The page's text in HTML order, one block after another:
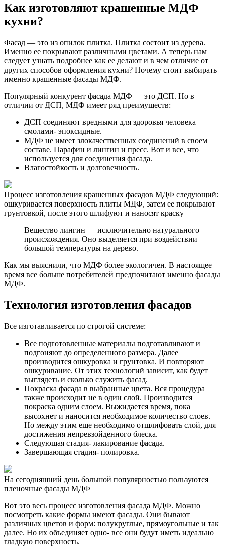
Как изготовляют крашенные МДФ
кухни?
Фасад — это из опилок плитка. Плитка состоит из дерева.
Именно ее покрывают различными цветами. А теперь нам
следует узнать подробнее как ее делают и в чем отличие от
других способов оформления кухни? Почему стоит выбирать
именно крашенные фасады МДФ.
Популярный конкурент фасада МДФ — это ДСП. Но в
отличии от ДСП, МДФ имеет ряд преимуществ:
ДСП соединяют вредными для здоровья человека
смолами- эпоксидные.
МДФ не имеет злокачественных соединений в своем
составе. Парафин и лингин и пресс. Вот и все, что
используется для соединения фасада.
Влагостойкость и долговечность.
Процесс изготовления крашенных фасадов МДФ следующий:
ошкуривается поверхность плиты МДФ, затем ее покрывают
грунтовкой, после этого шлифуют и наносят краску
Вещество лингин — исключительно натурального
происхождения. Оно выделяется при воздействии
большой температуры на дерево.
Как мы выяснили, что МДФ более экологичен. В настоящее
время все больше потребителей предпочитают именно фасады
МДФ.
Технология изготовления фасадов
Все изготавливается по строгой системе:
Все подготовленные материалы подготавливают и
подгоняют до определенного размера. Далее
производится ошкуровка и грунтовка. И повторяют
ошкуривание. От этих технологий зависит, как будет
выглядеть и сколько служить фасад.
Покраска фасада в выбранные цвета. Вся процедура
также происходит не в один слой. Производится
покраска одним слоем. Выжидается время, пока
высохнет и наносится необходимое количество слоев.
Но между этим еще необходимо отшлифовать слой, для
достижения непревзойденного блеска.
Следующая стадия- лакирование фасада.
Завершающая стадия- полировка.
На сегодняшний день большой популярностью пользуются
пленочные фасады МДФ
Вот это весь процесс изготовления фасада МДФ. Можно
посмотреть какие формы имеют фасады. Они бывают
различных цветов и форм: полукруглые, прямоугольные и так
далее. Но их объединяет одно- все они будут иметь идеально
гладкую поверхность.